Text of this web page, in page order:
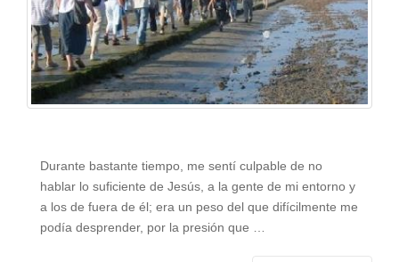
Durante bastante tiempo, me sentí culpable de no
hablar lo suficiente de Jesús, a la gente de mi entorno y
a los de fuera de él; era un peso del que difícilmente me
podía desprender, por la presión que …